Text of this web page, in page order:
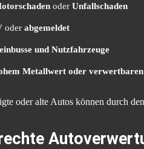
oder Unfallschaden
oder abgemeldet
und Nutzfahrzeuge
Metallwert oder
oder alte Autos können durch